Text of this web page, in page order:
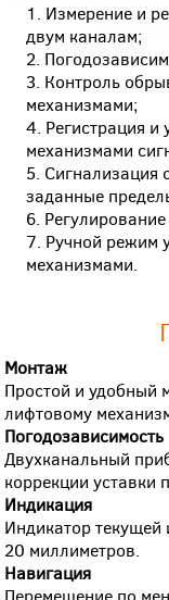
Измерение и
двум каналам;
Контроль
механизмами;
Регистрация
механизмами
Сигнализация
заданные
Ручной режим
механизмами.
Монтаж
Простой и удобный
лифтовому
Погодозависимость
Двухканальный
коррекции уставки
Индикация
Индикатор текущей
20 миллиметров.
Навигация
Перемещение по